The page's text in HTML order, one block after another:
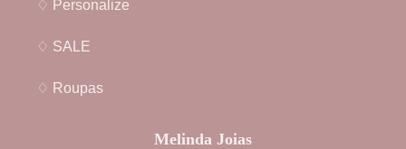
♢ Personalize
♢ SALE
♢ Roupas
Melinda Joias